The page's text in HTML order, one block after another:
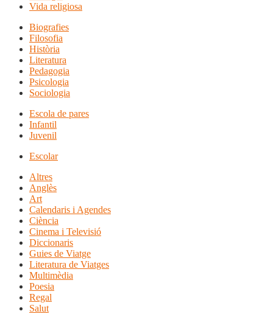
Vida religiosa
Biografies
Filosofia
Història
Literatura
Pedagogia
Psicologia
Sociologia
Escola de pares
Infantil
Juvenil
Escolar
Altres
Anglès
Art
Calendaris i Agendes
Ciència
Cinema i Televisió
Diccionaris
Guies de Viatge
Literatura de Viatges
Multimèdia
Poesia
Regal
Salut